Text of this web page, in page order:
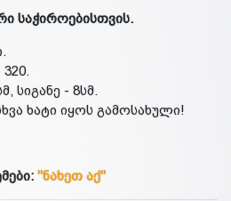
საჭიროებისთვის.
სიგანე - 8სმ.
ხატი იყოს გამოსახული!
"ნახეთ აქ"